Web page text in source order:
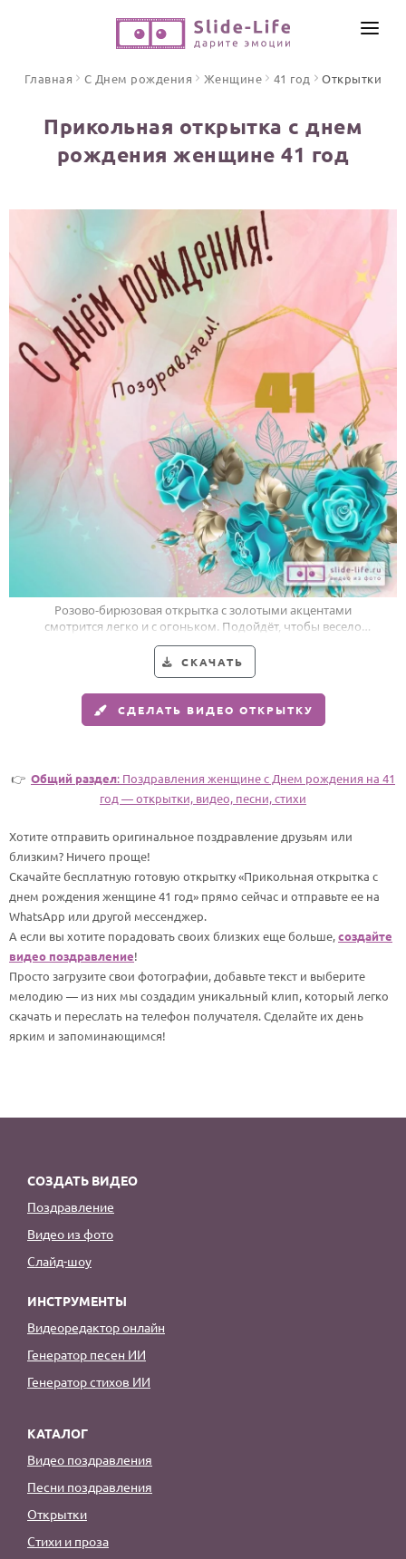
ПО ФОРМАТУ
Песни поздравления
Открытки
Стихи и тексты
ПРАЗДНИКИ
С Днем рождения
Юбилей
Свадьба
Годовщина свадьбы
Календарь праздников
Маме
Папе
По именам
ИНСТРУМЕНТЫ
Главная С Днем рождения Женщине 41 год Открытки
Прикольная открытка с днем
рождения женщине 41 год
Розово-бирюзовая открытка с золотыми акцентами
смотрится легко и с огоньком. Подойдёт, чтобы весело
поздравить женщину с 41-летием.
СКАЧАТЬ
СДЕЛАТЬ ВИДЕО ОТКРЫТКУ
👉 Общий раздел: Поздравления женщине c Днем рождения на 41
год — открытки, видео, песни, стихи
Хотите отправить оригинальное поздравление друзьям или
близким? Ничего проще!
Скачайте бесплатную готовую открытку «Прикольная открытка с
днем рождения женщине 41 год» прямо сейчас и отправьте ее на
WhatsApp или другой мессенджер.
А если вы хотите порадовать своих близких еще больше,создайте
видео поздравление!
Просто загрузите свои фотографии, добавьте текст и выберите
мелодию — из них мы создадим уникальный клип, который легко
скачать и переслать на телефон получателя. Сделайте их день
ярким и запоминающимся!
СОЗДАТЬ ВИДЕО
Поздравление
Видео из фото
Слайд-шоу
ИНСТРУМЕНТЫ
Видеоредактор онлайн
Генератор песен ИИ
Генератор стихов ИИ
КАТАЛОГ
Видео поздравления
Песни поздравления
Открытки
Стихи и проза